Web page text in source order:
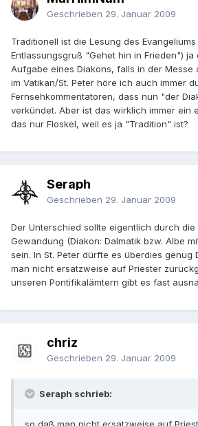
Geschrieben 29. Januar 2009
Traditionell ist die Lesung des
Entlassungsgruß "Gehet hin in Frieden") ja
Aufgabe eines Diakons, falls in der Messe
im Vatikan/St. Peter höre ich auch immer
Fernsehkommentatoren, dass nun "der
verkündet. Aber ist das wirklich immer ein
das nur Floskel, weil es ja "Tradition" ist?
Seraph
Geschrieben 29. Januar 2009
Der Unterschied sollte eigentlich durch die
Gewandung (Diakon: Dalmatik bzw. Albe
sein. In St. Peter dürfte es überdies genug
man nicht ersatzweise auf Priester
unseren Pontifikalämtern gibt es fast
chriz
Geschrieben 29. Januar 2009
Seraph schrieb: